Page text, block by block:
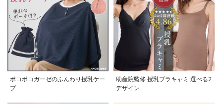
ポコポコガーゼのふんわり授乳ケー
プ
助産院監修 授乳ブラキャミ 選べる2
デザイン